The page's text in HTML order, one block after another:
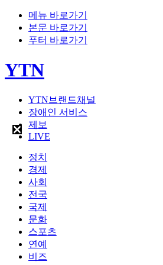
메뉴 바로가기
본문 바로가기
푸터 바로가기
YTN
YTN브랜드채널
장애인 서비스
제보
LIVE
정치
경제
사회
전국
국제
문화
스포츠
연예
비즈